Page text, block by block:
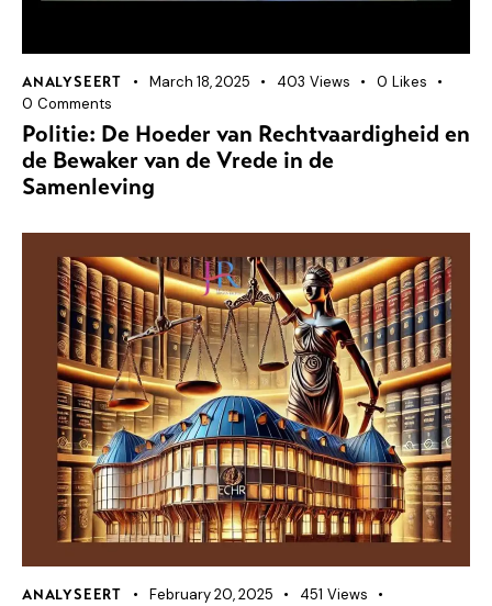
ANALYSEERT March 18, 2025 403 Views 0 Likes
0 Comments
Politie: De Hoeder van Rechtvaardigheid en
de Bewaker van de Vrede in de
Samenleving
ANALYSEERT February 20, 2025 451 Views